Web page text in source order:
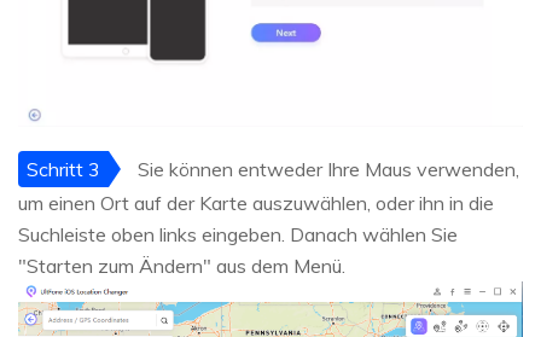
Schritt 3
Sie können entweder Ihre Maus verwenden,
um einen Ort auf der Karte auszuwählen, oder ihn in die
Suchleiste oben links eingeben. Danach wählen Sie
"Starten zum Ändern" aus dem Menü.